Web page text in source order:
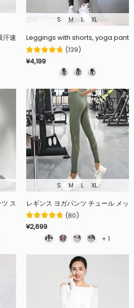
速乾 脚やせ 美脚 着圧 ヒップアップ ス
S M L XL
Leggings with shorts, yoga
(139)
¥4,199
ストレッチパンツ シームレス ハイウェ
S M L XL
レギンス ヨガパンツ チュール メッ
(80)
¥2,699
+ 1